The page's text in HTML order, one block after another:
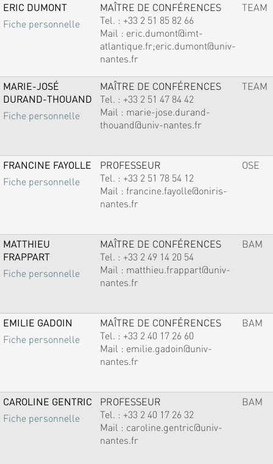
ERIC DUMONT
Fiche personnelle
MAÎTRE DE CONFÉRENCES
Tel. : +33 2 51 85 82 66
Mail : eric.dumont@imt-
atlantique.fr;eric.dumont@univ-
nantes.fr
TEAM
MARIE-JOSÉ
DURAND-THOUAND
Fiche personnelle
MAÎTRE DE CONFÉRENCES
Tel. : +33 2 51 47 84 42
Mail : marie-jose.durand-
thouand@univ-nantes.fr
TEAM
FRANCINE FAYOLLE
Fiche personnelle
PROFESSEUR
Tel. : +33 2 51 78 54 12
Mail : francine.fayolle@oniris-
nantes.fr
OSE
MATTHIEU
FRAPPART
Fiche personnelle
MAÎTRE DE CONFÉRENCES
Tel. : +33 2 49 14 20 54
Mail : matthieu.frappart@univ-
nantes.fr
BAM
EMILIE GADOIN
Fiche personnelle
MAÎTRE DE CONFÉRENCES
Tel. : +33 2 40 17 26 60
Mail : emilie.gadoin@univ-
nantes.fr
BAM
CAROLINE GENTRIC
Fiche personnelle
PROFESSEUR
Tel. : +33 2 40 17 26 32
Mail : caroline.gentric@univ-
nantes.fr
BAM